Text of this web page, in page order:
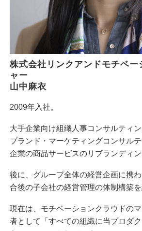
株式会社リンクアンドモチベー
ャー
山中麻衣
2009年入社。
大手企業向け組織人事コンサルティン
ブランド・マーケティングコンサル
企業の商品サービスのリブランディン
後に、グループ全体の経営企画に携
合後の子会社の経営管理の体制構築を
現在は、モチベーションクラウドの
者として「すべての組織に当プロダ